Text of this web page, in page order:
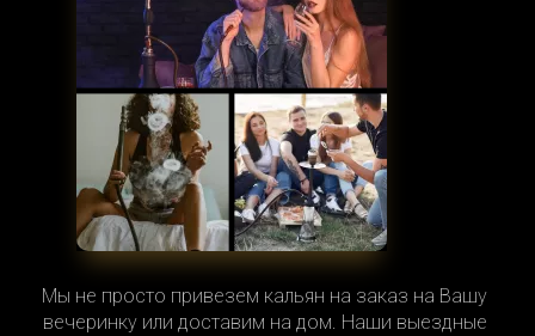
Мы не просто привезем кальян на заказ на Вашу
вечеринку или доставим на дом. Наши выездные